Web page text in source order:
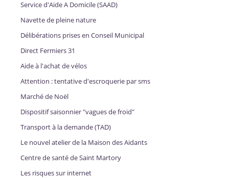
Service d'Aide A Domicile (SAAD)
Navette de pleine nature
Délibérations prises en Conseil Municipal
Direct Fermiers 31
Aide à l'achat de vélos
Attention : tentative d'escroquerie par sms
Marché de Noël
Dispositif saisonnier "vagues de froid"
Transport à la demande (TAD)
Le nouvel atelier de la Maison des Aidants
Centre de santé de Saint Martory
Les risques sur internet